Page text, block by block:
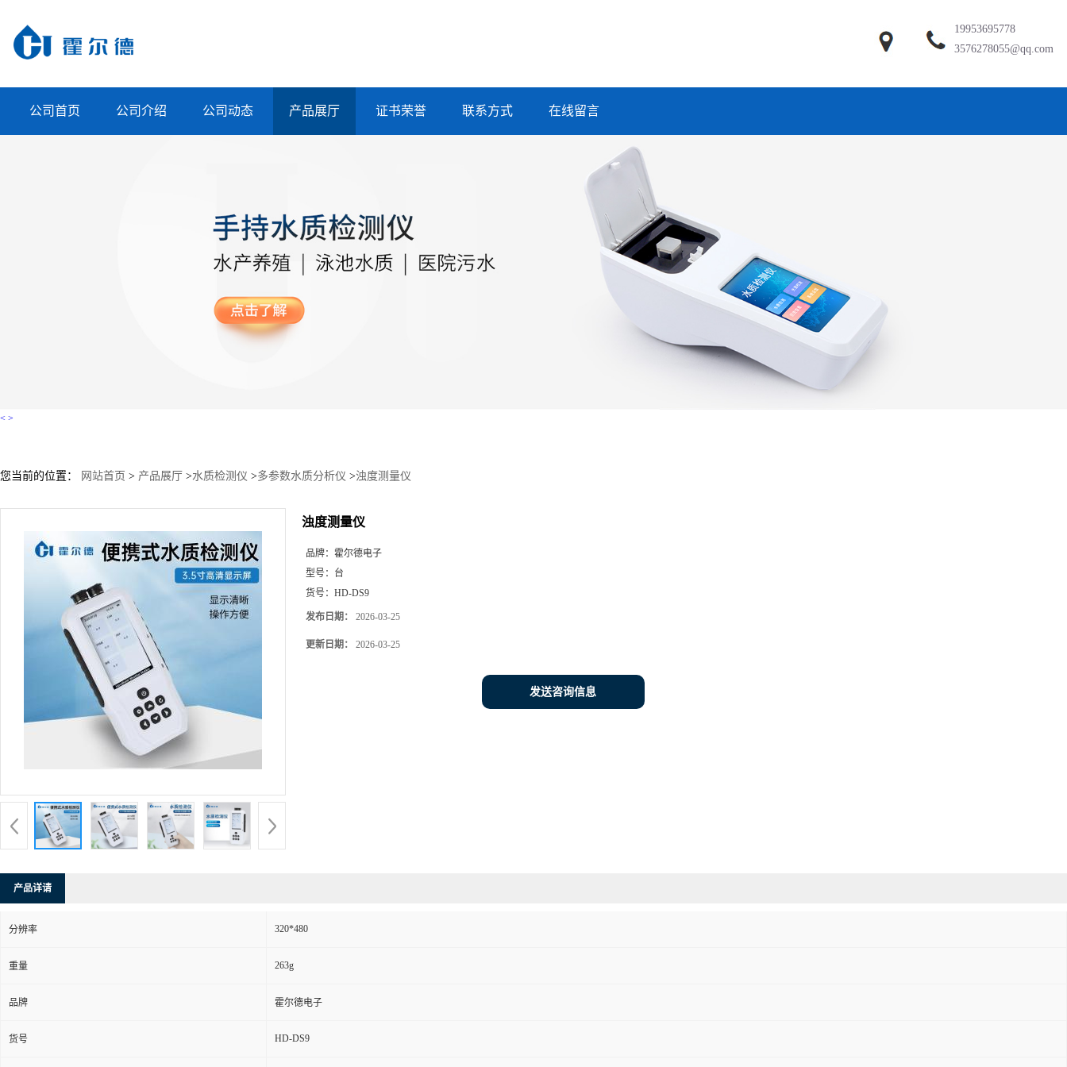
19953695778
3576278055@qq.com
公司首页 公司介绍 公司动态 产品展厅 证书荣誉 联系方式 在线留言
< >
您当前的位置： 网站首页 > 产品展厅 >水质检测仪 >多参数水质分析仪 >浊度测量仪
浊度测量仪
品牌： 霍尔德电子
型号： 台
货号： HD-DS9
发布日期： 2026-03-25
更新日期： 2026-03-25
发送咨询信息
产品详请
分辨率 320*480
重量 263g
品牌 霍尔德电子
货号 HD-DS9